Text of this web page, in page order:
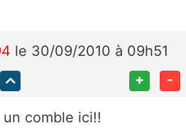
le 30/09/2010 à 09h51
+ -
comble ici!!